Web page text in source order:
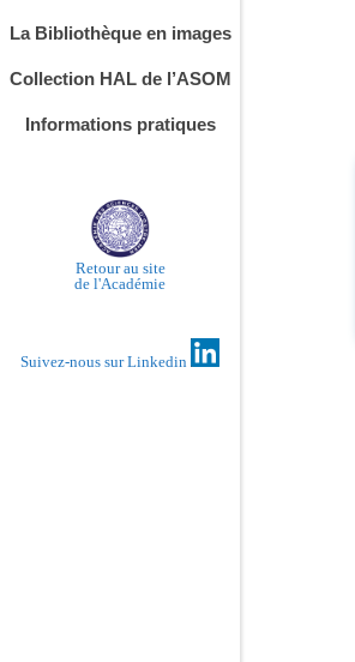
La Bibliothèque en images
Collection HAL de l’ASOM
Informations pratiques
Retour au site
de l'Académie
Suivez-nous sur Linkedin